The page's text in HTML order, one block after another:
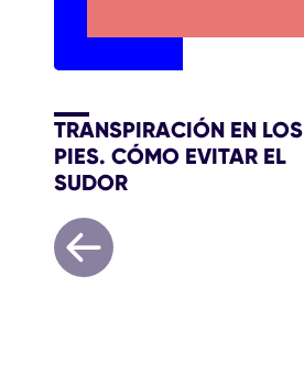
TRANSPIRACIÓN EN LOS
PIES. CÓMO EVITAR EL
SUDOR